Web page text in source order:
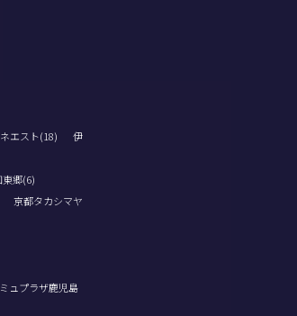
エスト(18)
伊
郷(6)
京都タカシマヤ
ュプラザ鹿児島